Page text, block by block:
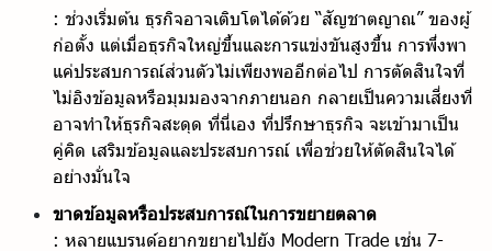
: ช่วงเริ่มต้น ธุรกิจอาจเติบโตได้ด้วย “สัญชาตญาณ” ของผู้
ก่อตั้ง แต่เมื่อธุรกิจใหญ่ขึ้นและการแข่งขันสูงขึ้น การพึ่งพา
แค่ประสบการณ์ส่วนตัวไม่เพียงพออีกต่อไป การตัดสินใจที่
ไม่อิงข้อมูลหรือมุมมองจากภายนอก กลายเป็นความเสี่ยงที่
อาจทำให้ธุรกิจสะดุด ที่นี่เอง ที่ปรึกษาธุรกิจ จะเข้ามาเป็น
คู่คิด เสริมข้อมูลและประสบการณ์ เพื่อช่วยให้ตัดสินใจได้
อย่างมั่นใจ
ขาดข้อมูลหรือประสบการณ์ในการขยายตลาด
: หลายแบรนด์อยากขยายไปยัง Modern Trade เช่น 7-